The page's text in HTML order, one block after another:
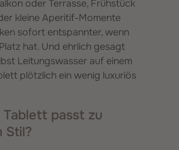
oder Terrasse, Frühstück
kleine Aperitif-Momente
sofort entspannter, wenn
hat. Und ehrlich gesagt
Leitungswasser auf einem
plötzlich ein wenig luxuriös
passt zu
Stil?